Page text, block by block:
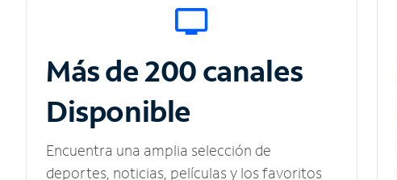
Más de 200 canales
Disponible
Encuentra una amplia selección de
deportes, noticias, películas y los favoritos